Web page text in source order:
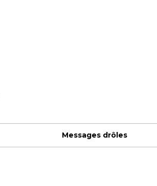
Messages drôles